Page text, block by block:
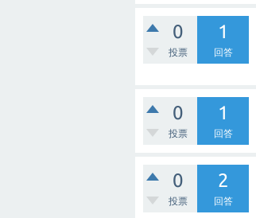
0
投票
1
回答
0
投票
1
回答
0
投票
2
回答